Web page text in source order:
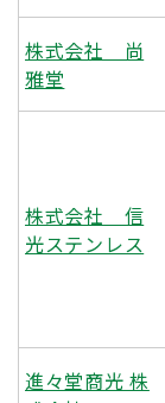
株式会社 尚
雅堂
株式会社 信
光ステンレス
進々堂商光 株